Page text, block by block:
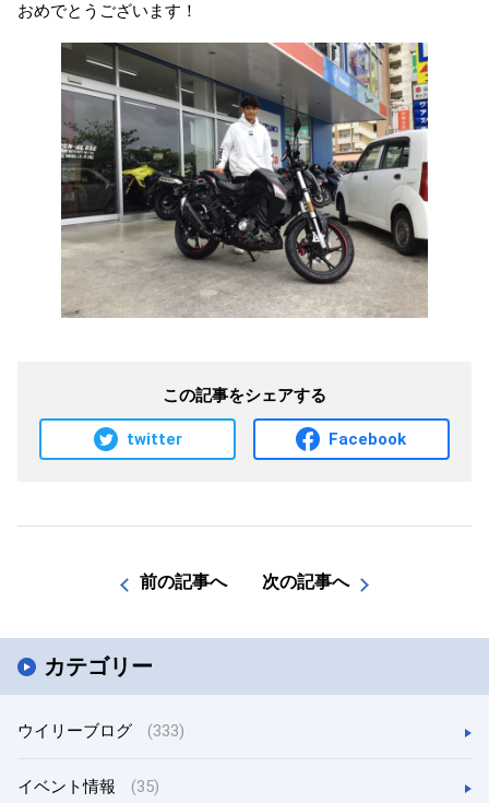
カテゴリー
ウイリーブログ (333)
イベント情報 (35)
おめでとうございます！
この記事をシェアする
twitter Facebook
前の記事へ 次の記事へ